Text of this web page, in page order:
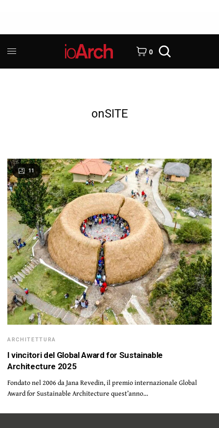
0
onSITE
11
ARCHITETTURA
I vincitori del Global Award for Sustainable
Architecture 2025
Fondato nel 2006 da Jana Revedin, il premio internazionale Global
Award for Sustainable Architecture quest’anno…